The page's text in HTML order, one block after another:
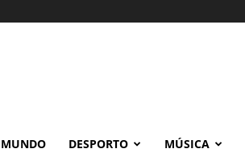
MUNDO DESPORTO MÚSICA